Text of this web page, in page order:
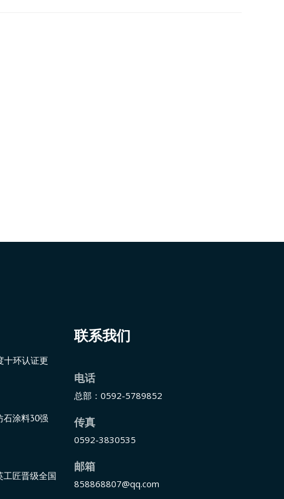
十环认证更
石涂料30强
工匠晋级全国
联系我们
电话
总部：0592-5789852
传真
0592-3830535
邮箱
858868807@qq.com